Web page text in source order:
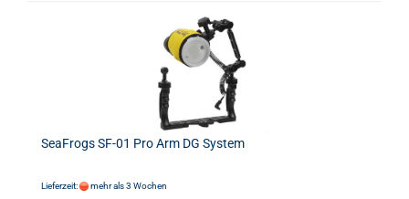
SeaFrogs SF-01 Pro Arm DG System
Lieferzeit: mehr als 3 Wochen